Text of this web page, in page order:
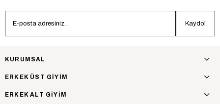
Kaydol
KURUMSAL
ERKEK ÜST GİYİM
ERKEK ALT GİYİM